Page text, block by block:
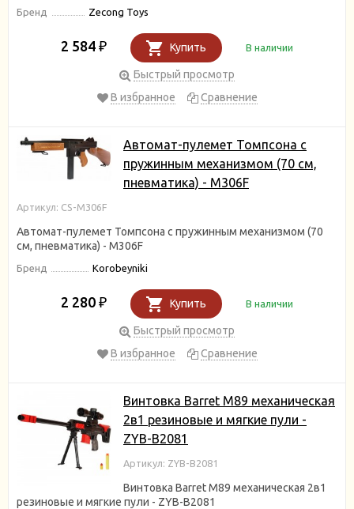
Бренд Zecong Toys
2 584 ₽ Купить В наличии
Быстрый просмотр
В избранное
Сравнение
Автомат-пулемет Томпсона с
пружинным механизмом (70 см,
пневматика) - M306F
Артикул: СS-M306F
Автомат-пулемет Томпсона с пружинным механизмом (70
см, пневматика) - M306F
Бренд Korobeyniki
2 280 ₽ Купить В наличии
Быстрый просмотр
В избранное
Сравнение
Винтовка Barret M89 механическая
2в1 резиновые и мягкие пули -
ZYB-B2081
Артикул: ZYB-B2081
Винтовка Barret M89 механическая 2в1
резиновые и мягкие пули - ZYB-B2081